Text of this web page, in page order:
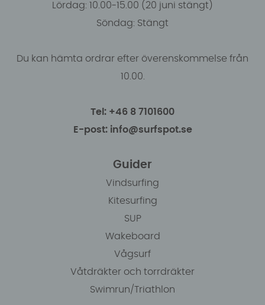
Lördag: 10.00-15.00 (20 juni stängt)
Söndag: Stängt
Du kan hämta ordrar efter överenskommelse från
10.00.
Tel: +46 8 7101600
E-post: info@surfspot.se
Guider
Vindsurfing
Kitesurfing
SUP
Wakeboard
Vågsurf
Våtdräkter och torrdräkter
Swimrun/Triathlon